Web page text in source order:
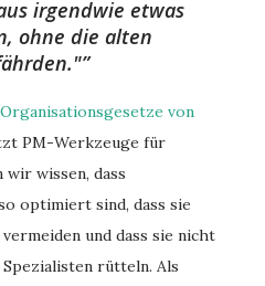
irgendwie etwas
ohne die alten
Organisationsgesetze von
PM-Werkzeuge für
wissen, dass
optimiert sind, dass sie
und dass sie nicht
rütteln. Als